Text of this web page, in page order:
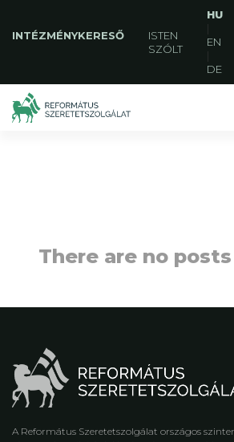
INTÉZMÉNYKERESŐ
ISTEN
SZÓLT
HU
|
EN
|
DE
There are no
A Református Szeretetszolgálat országos